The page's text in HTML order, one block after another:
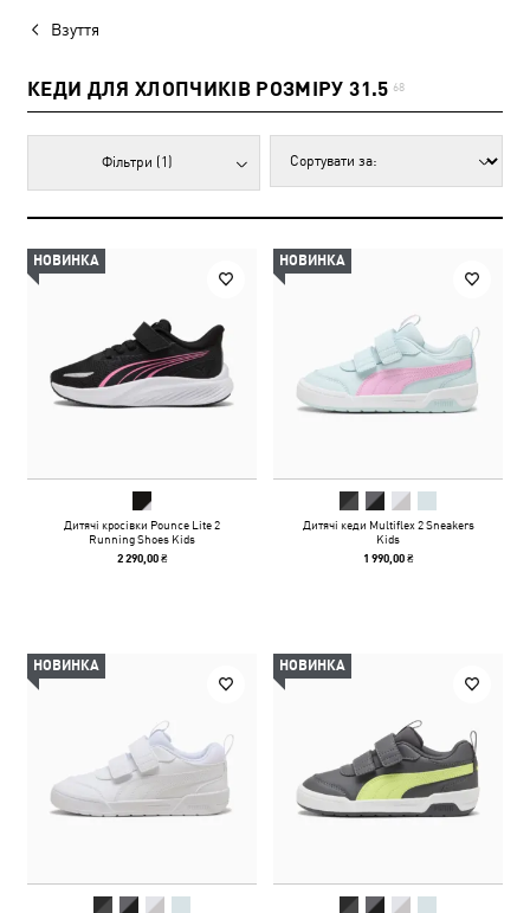
Взуття
КЕДИ ДЛЯ ХЛОПЧИКІВ РОЗМІРУ 31.5 68
Фільтри (1)
НОВИНКА
Дитячі кросівки Pounce Lite 2
Running Shoes Kids
2 290,00 ₴
НОВИНКА
Дитячі кеди Multiflex 2 Sneakers
Kids
1 990,00 ₴
НОВИНКА НОВИНКА